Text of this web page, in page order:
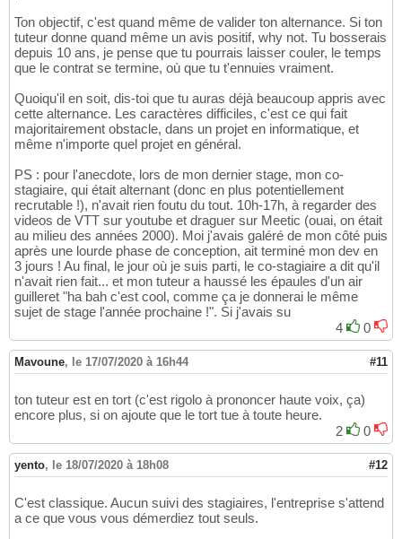
Ton objectif, c'est quand même de valider ton alternance. Si ton
tuteur donne quand même un avis positif, why not. Tu bosserais
depuis 10 ans, je pense que tu pourrais laisser couler, le temps
que le contrat se termine, où que tu t'ennuies vraiment.
Quoiqu'il en soit, dis-toi que tu auras déjà beaucoup appris avec
cette alternance. Les caractères difficiles, c'est ce qui fait
majoritairement obstacle, dans un projet en informatique, et
même n'importe quel projet en général.
PS : pour l'anecdote, lors de mon dernier stage, mon co-
stagiaire, qui était alternant (donc en plus potentiellement
recrutable !), n'avait rien foutu du tout. 10h-17h, à regarder des
videos de VTT sur youtube et draguer sur Meetic (ouai, on était
au milieu des années 2000). Moi j'avais galéré de mon côté puis
après une lourde phase de conception, ait terminé mon dev en
3 jours ! Au final, le jour où je suis parti, le co-stagiaire a dit qu'il
n'avait rien fait... et mon tuteur a haussé les épaules d'un air
guilleret "ha bah c'est cool, comme ça je donnerai le même
sujet de stage l'année prochaine !". Si j'avais su
4
0
Mavoune, le 17/07/2020 à 16h44 #11
ton tuteur est en tort (c'est rigolo à prononcer haute voix, ça)
encore plus, si on ajoute que le tort tue à toute heure.
2
0
yento, le 18/07/2020 à 18h08 #12
C'est classique. Aucun suivi des stagiaires, l'entreprise s'attend
a ce que vous vous démerdiez tout seuls.